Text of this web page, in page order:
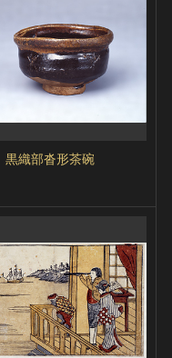
黒織部沓形茶碗